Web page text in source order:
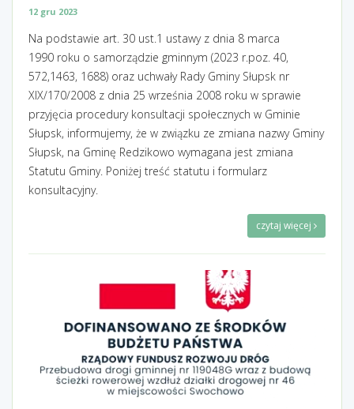
12 gru 2023
Na podstawie art. 30 ust.1 ustawy z dnia 8 marca
1990 roku o samorządzie gminnym (2023 r.poz. 40,
572,1463, 1688) oraz uchwały Rady Gminy Słupsk nr
XIX/170/2008 z dnia 25 września 2008 roku w sprawie
przyjęcia procedury konsultacji społecznych w Gminie
Słupsk, informujemy, że w związku ze zmiana nazwy Gminy
Słupsk, na Gminę Redzikowo wymagana jest zmiana
Statutu Gminy. Poniżej treść statutu i formularz
konsultacyjny.
czytaj więcej